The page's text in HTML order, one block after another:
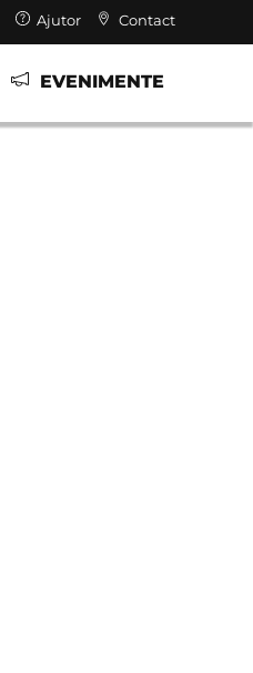
Ajutor Contact
EVENIMENTE